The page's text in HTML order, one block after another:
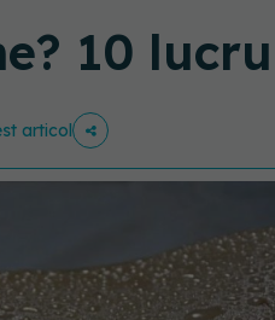
10
articol